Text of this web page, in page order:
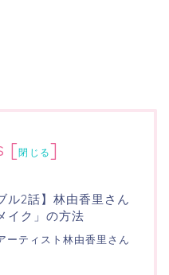
[閉じる]
ル2話】林由香里さん
イク」の方法
ーティスト林由香里さん